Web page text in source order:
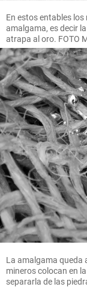
En estos entables
amalgama, es decir
atrapa al oro. FOTO
La amalgama queda
mineros colocan en
separarla de las